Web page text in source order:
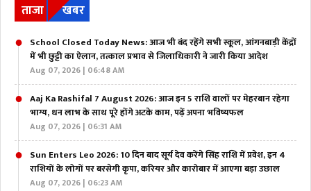
ताजा खबर
School Closed Today News: आज भी बंद रहेंगे सभी स्कूल, आंगनबाड़ी केंद्रों
में भी छुट्टी का ऐलान, तत्काल प्रभाव से जिलाधिकारी ने जारी किया आदेश
Aug 07, 2026 | 06:48 AM
Aaj Ka Rashifal 7 August 2026: आज इन 5 राशि वालों पर मेहरबान रहेगा
भाग्य, धन लाभ के साथ पूरे होंगे अटके काम, पढ़ें अपना भविष्यफल
Aug 07, 2026 | 06:31 AM
Sun Enters Leo 2026: 10 दिन बाद सूर्य देव करेंगे सिंह राशि में प्रवेश, इन 4
राशियों के लोगों पर बरसेगी कृपा, करियर और कारोबार में आएगा बड़ा उछाल
Aug 07, 2026 | 06:23 AM